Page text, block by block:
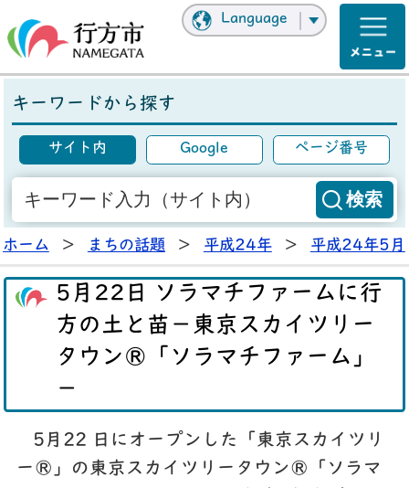
Language
キーワードから探す
サイト内 Google ページ番号
ホーム > まちの話題 > 平成24年 > 平成24年5月
5月22日 ソラマチファームに行
方の土と苗－東京スカイツリー
タウン®「ソラマチファーム」
－
5月22 日にオープンした「東京スカイツリ
ー®」の東京スカイツリータウン®「ソラマ